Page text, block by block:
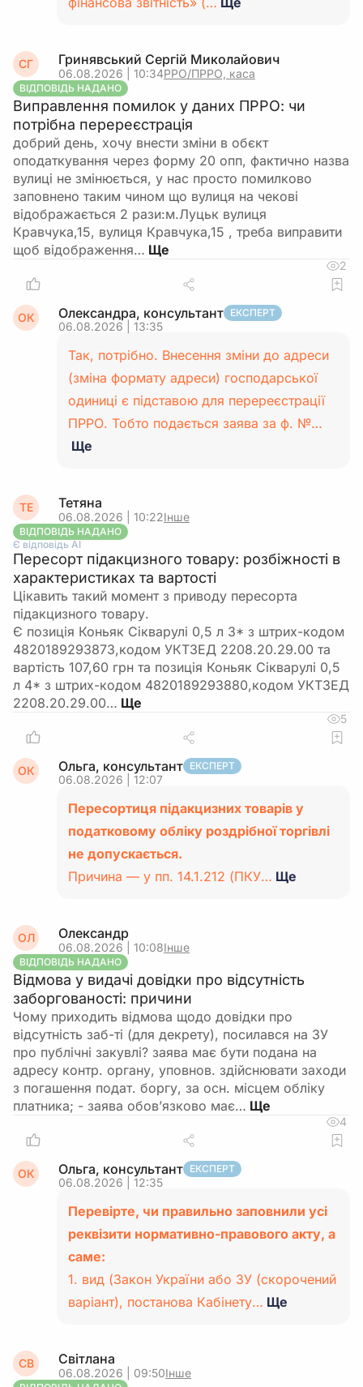
СГ Гринявський Сергій Миколайович
06.08.2026 | 10:34РРО/ПРРО, каса
ВІДПОВІДЬ НАДАНО
Виправлення помилок у даних ПРРО: чи
потрібна перереєстрація
добрий день, хочу внести зміни в обєкт
оподаткування через форму 20 опп, фактично назва
вулиці не змінюється, у нас просто помилково
заповнено таким чином що вулиця на чекові
відображається 2 рази:м.Луцьк вулиця
Кравчука,15, вулиця Кравчука,15 , треба виправити
щоб відображення…
2
ОК Олександра, консультант ЕКСПЕРТ
06.08.2026 | 13:35
Так, потрібно. Внесення зміни до адреси
(зміна формату адреси) господарської
одиниці є підставою для перереєстрації
ПРРО. Тобто подається заява за ф. №…
Ще
ТЕ Тетяна
06.08.2026 | 10:22Інше
ВІДПОВІДЬ НАДАНО
Є відповідь АІ
Пересорт підакцизного товару: розбіжності в
характеристиках та вартості
Цікавить такий момент з приводу пересорта
підакцизного товару.
Є позиція Коньяк Сікварулі 0,5 л 3* з штрих-кодом
4820189293873,кодом УКТЗЕД 2208.20.29.00 та
вартість 107,60 грн та позиція Коньяк Сікварулі 0,5
л 4* з штрих-кодом 4820189293880,кодом УКТЗЕД
2208.20.29.00…
5
ОК Ольга, консультант ЕКСПЕРТ
06.08.2026 | 12:07
Пересортиця підакцизних товарів у
податковому обліку роздрібної торгівлі
не допускається.
Причина — у пп. 14.1.212 (ПКУ… Ще
ОЛ Олександр
06.08.2026 | 10:08Інше
ВІДПОВІДЬ НАДАНО
Відмова у видачі довідки про відсутність
заборгованості: причини
Чому приходить відмова щодо довідки про
відсутність заб-ті (для декрету), посилався на ЗУ
про публічні закувлі? заява має бути подана на
адресу контр. органу, уповнов. здійснювати заходи
з погашення подат. боргу, за осн. місцем обліку
платника; - заява обов’язково має…
4
ОК Ольга, консультант ЕКСПЕРТ
06.08.2026 | 12:35
Перевірте, чи правильно заповнили усі
реквізити нормативно-правового акту, а
саме:
1. вид (Закон України або ЗУ (скорочений
варіант), постанова Кабінету… Ще
СВ Світлана
06.08.2026 | 09:50Інше